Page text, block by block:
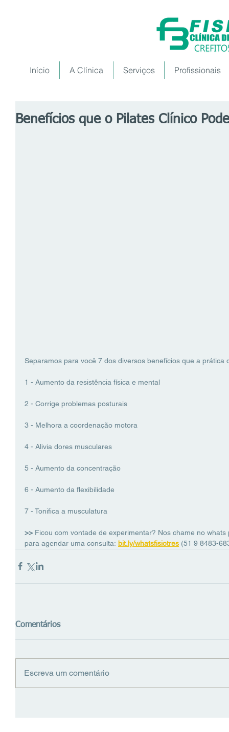
Início A Clínica Serviços Profissionais
Benefícios que o Pilates Clínico
Separamos para você 7 dos diversos benefícios que a prática
1 - Aumento da resistência física e mental
2 - Corrige problemas posturais
3 - Melhora a coordenação motora
4 - Alivia dores musculares
5 - Aumento da concentração
6 - Aumento da flexibilidade
7 - Tonifica a musculatura
>> Ficou com vontade de experimentar? Nos chame no
para agendar uma consulta: bit.ly/whatsfisiotres (51 9 8483-
Comentários
Escreva um comentário